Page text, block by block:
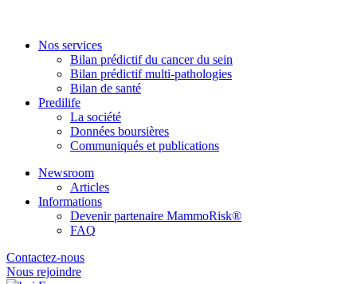
Nos services
Bilan prédictif du cancer du sein
Bilan prédictif multi-pathologies
Bilan de santé
Predilife
La société
Données boursières
Communiqués et publications
Newsroom
Articles
Informations
Devenir partenaire MammoRisk®
FAQ
Contactez-nous
Nous rejoindre